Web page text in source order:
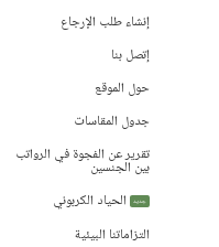
إنشاء طلب الإرجاع
إتصل بنا
حول الموقع
جدول المقاسات
تقرير عن الفجوة في الرواتب
بين الجنسين
جديد
الحياد الكربوني
التزاماتنا البيئية